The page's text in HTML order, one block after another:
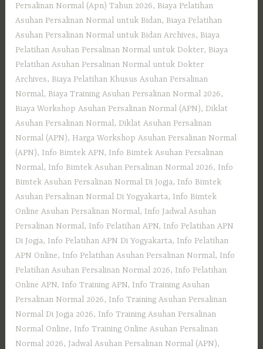
Persalinan Normal (Apn) Tahun 2026, Biaya Pelatihan
Asuhan Persalinan Normal untuk Bidan, Biaya Pelatihan
Asuhan Persalinan Normal untuk Bidan Archives, Biaya
Pelatihan Asuhan Persalinan Normal untuk Dokter, Biaya
Pelatihan Asuhan Persalinan Normal untuk Dokter
Archives, Biaya Pelatihan Khusus Asuhan Persalinan
Normal, Biaya Training Asuhan Persalinan Normal 2026,
Biaya Workshop Asuhan Persalinan Normal (APN),Diklat
Asuhan Persalinan Normal,Diklat Asuhan Persalinan
Normal (APN), Harga Workshop Asuhan Persalinan Normal
(APN), Info Bimtek APN, Info Bimtek Asuhan Persalinan
Normal, Info Bimtek Asuhan Persalinan Normal 2026, Info
Bimtek Asuhan Persalinan Normal Di Jogja, Info Bimtek
Asuhan Persalinan Normal Di Yogyakarta, Info Bimtek
Online Asuhan Persalinan Normal, Info Jadwal Asuhan
Persalinan Normal, Info Pelatihan APN, Info Pelatihan APN
Di Jogja, Info Pelatihan APN Di Yogyakarta, Info Pelatihan
APN Online, Info Pelatihan Asuhan Persalinan Normal, Info
Pelatihan Asuhan Persalinan Normal 2026, Info Pelatihan
Online APN, Info Training APN, Info Training Asuhan
Persalinan Normal 2026, Info Training Asuhan Persalinan
Normal Di Jogja 2026, Info Training Asuhan Persalinan
Normal Online, Info Training Online Asuhan Persalinan
Normal 2026, Jadwal Asuhan Persalinan Normal (APN),